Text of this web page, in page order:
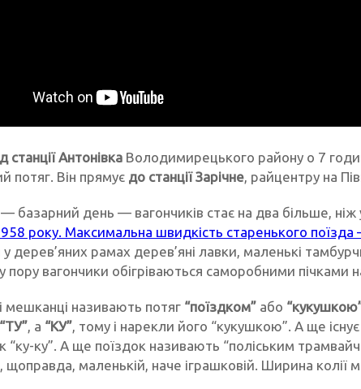
станції АнтонівкаВолодимирецького району о 7
потяг. Він прямує до станції Зарічне, райцентру на
базарний день — вагончиків стає на два більше, ніж у
року. Максимальна швидкість старенького поїзда
у дерев’яних рамах дерев’яні лавки, маленькі
пору вагончики обігріваються саморобними пічками на
мешканці називають потяг “поїздком”або
“ТУ”, а “КУ”, тому і нарекли його “кукушкою”. А ще існує
“ку-ку”. А ще поїздок називають “поліським
щоправда, маленькій, наче іграшковій. Ширина колії